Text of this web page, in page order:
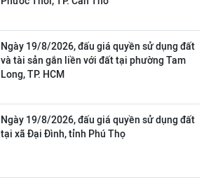
Ngày 19/8/2026, đấu giá quyền sử dụng đất
và tài sản gắn liền với đất tại phường Tam
Long, TP. HCM
Ngày 19/8/2026, đấu giá quyền sử dụng đất
tại xã Đại Đình, tỉnh Phú Thọ